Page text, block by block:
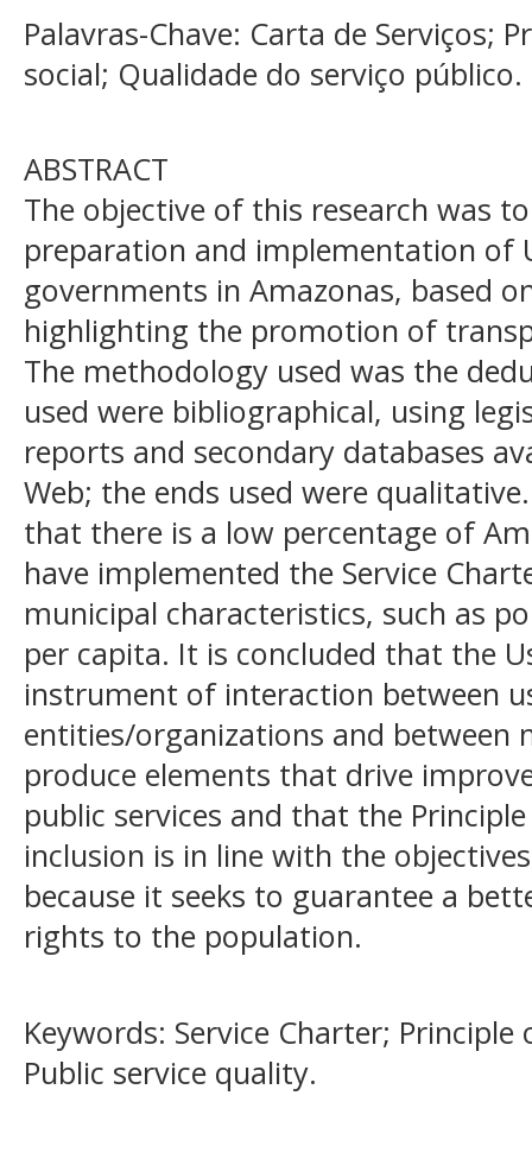
Palavras-Chave: Carta de Serviços;
social; Qualidade do serviço público.
ABSTRACT
The objective of this research was
preparation and implementation of
governments in Amazonas, based
highlighting the promotion of
The methodology used was the
used were bibliographical, using
reports and secondary databases
Web; the ends used were
that there is a low percentage of
have implemented the Service
municipal characteristics, such as
per capita. It is concluded that the
instrument of interaction between
entities/organizations and between
produce elements that drive
public services and that the
inclusion is in line with the
because it seeks to guarantee a
rights to the population.
Keywords: Service Charter; Principle
Public service quality.